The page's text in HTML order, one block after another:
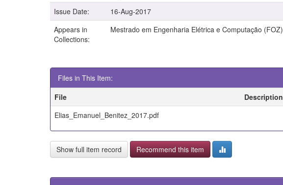
Issue Date:
16-Aug-2017
Appears in
Collections:
Mestrado em Engenharia Elétrica e Computação (FOZ)
Files in This Item:
File
Description
Elias_Emanuel_Benitez_2017.pdf
Show full item record Recommend this item